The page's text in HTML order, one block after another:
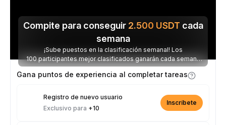
Compite para conseguir 2.500 USDT cada
semana
¡Sube puestos en la clasificación semanal! Los
100 participantes mejor clasificados ganarán cada semana
parte de los 2.500 USDT disponibles.
Gana puntos de experiencia al completar tareas
Registro de nuevo usuario
Exclusivo para +10
Inscríbete